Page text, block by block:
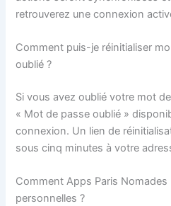
retrouverez une connexion
Comment puis-je réinitialiser
oublié ?
Si vous avez oublié votre mot
« Mot de passe oublié »
connexion. Un lien de
sous cinq minutes à votre
Comment Apps Paris
personnelles ?